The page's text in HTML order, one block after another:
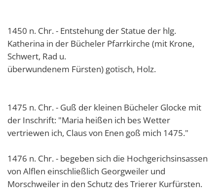
1450 n. Chr. - Entstehung der Statue der hlg.
Katherina in der Bücheler Pfarrkirche (mit Krone,
Schwert, Rad u.
überwundenem Fürsten) gotisch, Holz.
1475 n. Chr. - Guß der kleinen Bücheler Glocke mit
der Inschrift: "Maria heißen ich bes Wetter
vertriewen ich, Claus von Enen goß mich 1475."
1476 n. Chr. - begeben sich die Hochgerichsinsassen
von Alflen einschließlich Georgweiler und
Morschweiler in den Schutz des Trierer Kurfürsten.